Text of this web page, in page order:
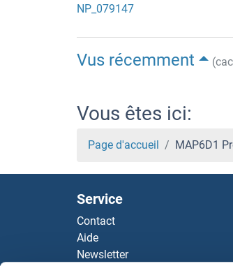
NP_079147
Vus récemment
Vous êtes ici:
Page d'accueil MAP6D1
Service
Contact
Aide
Newsletter